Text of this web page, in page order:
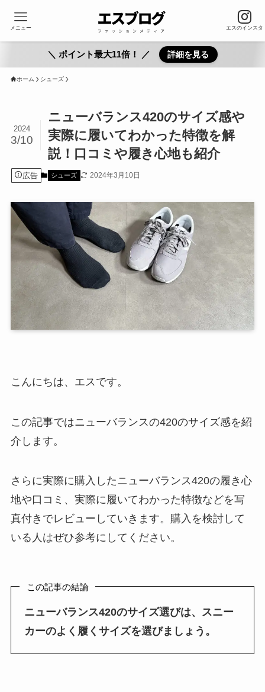
エスのインスタ
メニュー
＼ ポイント最大11倍！ ／ 詳細を見る
ホーム シューズ
ニューバランス420のサイズ感や
実際に履いてわかった特徴を解
説！口コミや履き心地も紹介
2024
3/10
広告 シューズ 2024年3月10日
こんにちは、エスです。
この記事ではニューバランスの420のサイズ感を紹
介します。
さらに実際に購入したニューバランス420の履き心
地や口コミ、実際に履いてわかった特徴などを写
真付きでレビューしていきます。購入を検討して
いる人はぜひ参考にしてください。
この記事の結論
ニューバランス420のサイズ選びは、スニー
カーのよく履くサイズを選びましょう。